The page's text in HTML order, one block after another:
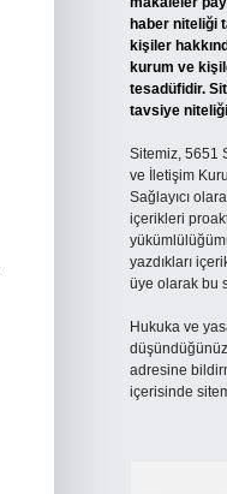
haber niteliği
kişiler
kurum ve
tesadüfidir.
tavsiye
Sitemiz, 5651
ve İletişim
Sağlayıcı
içerikleri
yazdıkları
üye olarak bu
Hukuka ve
adresine
içerisinde